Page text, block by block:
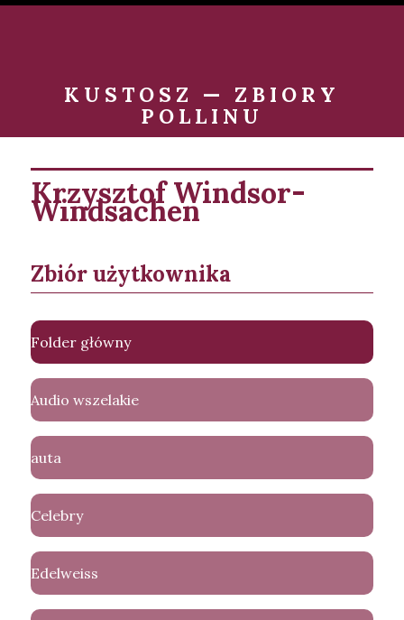
KUSTOSZ — ZBIORY
POLLINU
Krzysztof Windsor-
Windsachen
Zbiór użytkownika
Folder główny
Audio wszelakie
auta
Celebry
Edelweiss